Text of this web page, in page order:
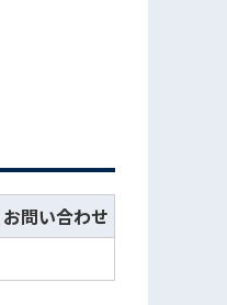
お問い合わせ